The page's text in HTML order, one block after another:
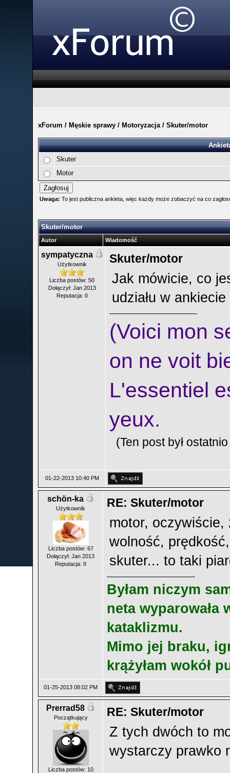
xForum / Męskie sprawy / Motoryzacja / Skuter/motor
Skuter
Motor
Uwaga: To jest publiczna ankieta, więc każdy może zobaczyć na co
Skuter/motor
Autor Wiadomość
sympatyczna
Użytkownik
Liczba postów: 50
Dołączył: Jan 2013
Reputacja: 0
Skuter/motor
Jak mówicie, co
udziału w ankiecie
(Voici mon
on ne voit
L'essentiel
yeux.
(Ten post był
01-22-2013 10:40 PM
schön-ka
Użytkownik
Liczba postów: 67
Dołączył: Jan 2013
Reputacja: 0
RE: Skuter/motor
motor, oczywiście,
wolność,
skuter... to taki
Byłam niczym
neta wy­paro­wała
ka­tak­lizmu.
Mi­mo jej bra­ku,
krążyłam wokół
01-25-2013 08:02 PM
Prerrad58
Początkujący
Liczba postów: 10
RE: Skuter/motor
Z tych dwóch to
wystarczy prawko